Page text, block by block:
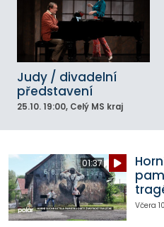
Judy / divadelní
představení
25.10. 19:00, Celý MS kraj
01:37
Včera